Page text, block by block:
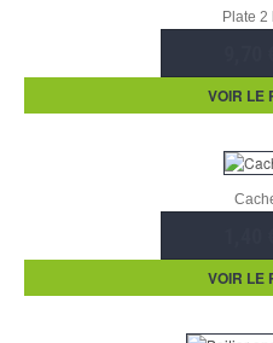
Plate 2
VOIR LE
VOIR LE